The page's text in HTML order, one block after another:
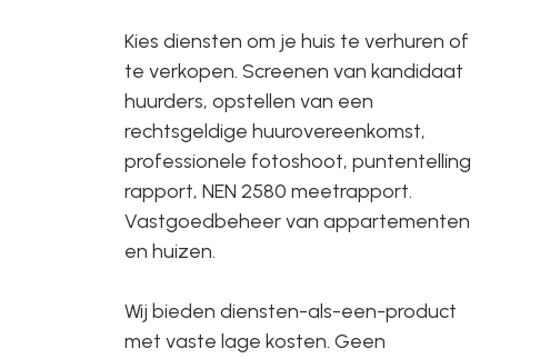
Kies diensten om je huis te verhuren of
te verkopen. Screenen van kandidaat
huurders, opstellen van een
rechtsgeldige huurovereenkomst,
professionele fotoshoot, puntentelling
rapport, NEN 2580 meetrapport.
Vastgoedbeheer van appartementen
en huizen.
Wij bieden diensten-als-een-product
met vaste lage kosten. Geen